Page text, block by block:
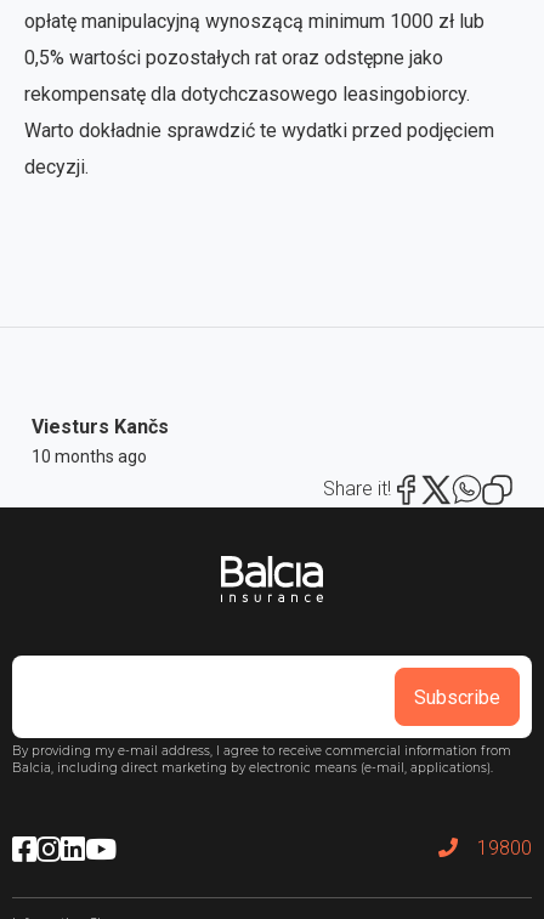
opłatę manipulacyjną wynoszącą minimum 1000 zł lub
0,5% wartości pozostałych rat oraz odstępne jako
rekompensatę dla dotychczasowego leasingobiorcy.
Warto dokładnie sprawdzić te wydatki przed podjęciem
decyzji.
Viesturs Kančs
10 months ago
Share it!
Subscribe
By providing my e-mail address, I agree to receive commercial information from
Balcia, including direct marketing by electronic means (e-mail, applications).
19800